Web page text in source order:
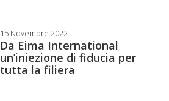
15 Novembre 2022
Da Eima International
un’iniezione di fiducia per
tutta la filiera